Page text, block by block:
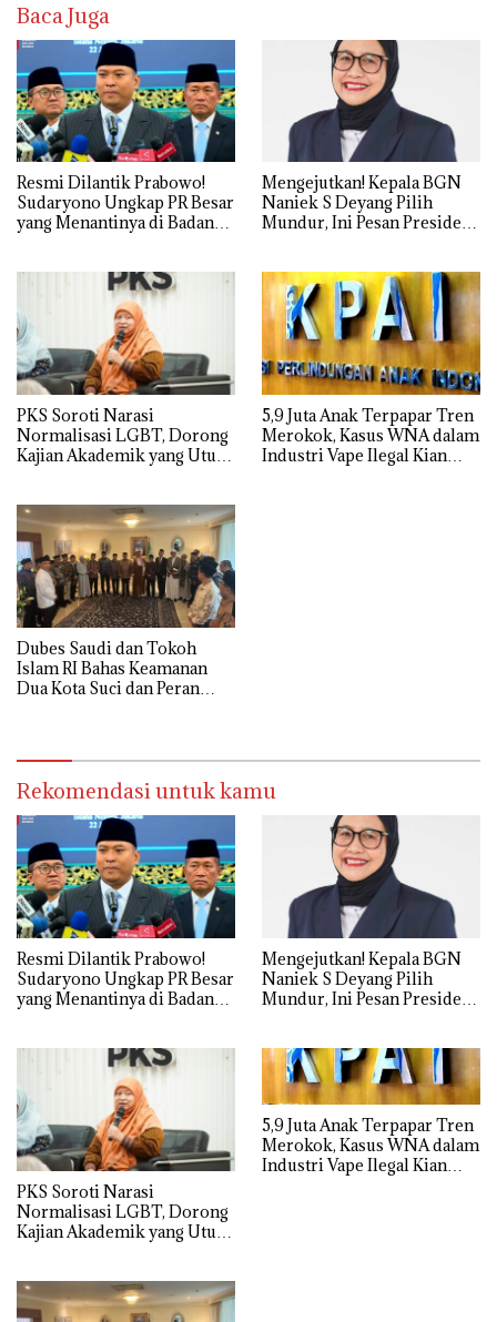
Baca Juga
Resmi Dilantik Prabowo!
Sudaryono Ungkap PR Besar
yang Menantinya di Badan
Mengejutkan! Kepala BGN
Naniek S Deyang Pilih
Mundur, Ini Pesan Presiden
PKS Soroti Narasi
Normalisasi LGBT, Dorong
Kajian Akademik yang Utuh
5,9 Juta Anak Terpapar Tren
Merokok, Kasus WNA dalam
Industri Vape Ilegal Kian
Dubes Saudi dan Tokoh
Islam RI Bahas Keamanan
Dua Kota Suci dan Peran
Rekomendasi untuk kamu
Resmi Dilantik Prabowo!
Sudaryono Ungkap PR Besar
yang Menantinya di Badan
Mengejutkan! Kepala BGN
Naniek S Deyang Pilih
Mundur, Ini Pesan Presiden
PKS Soroti Narasi
Normalisasi LGBT, Dorong
Kajian Akademik yang Utuh
5,9 Juta Anak Terpapar Tren
Merokok, Kasus WNA dalam
Industri Vape Ilegal Kian